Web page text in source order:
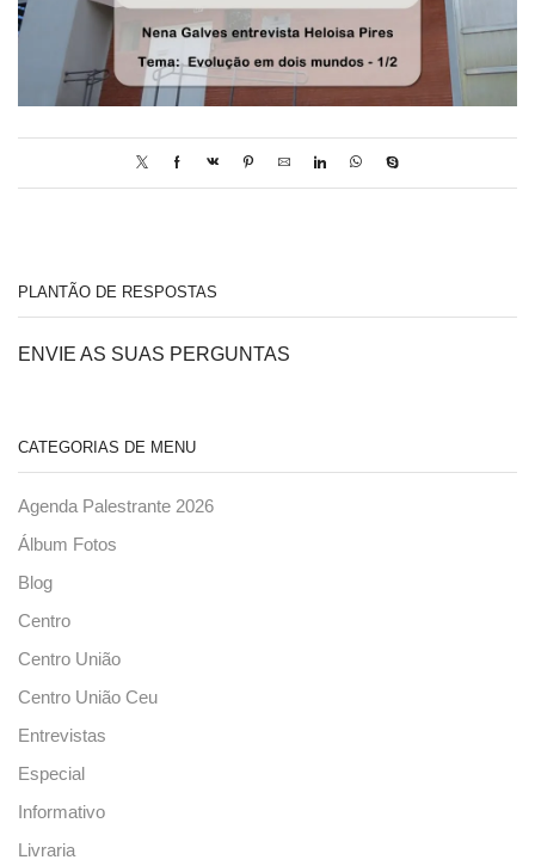
PLANTÃO DE RESPOSTAS
ENVIE AS SUAS PERGUNTAS
CATEGORIAS DE MENU
Agenda Palestrante 2026
Álbum Fotos
Blog
Centro
Centro União
Centro União Ceu
Entrevistas
Especial
Informativo
Livraria